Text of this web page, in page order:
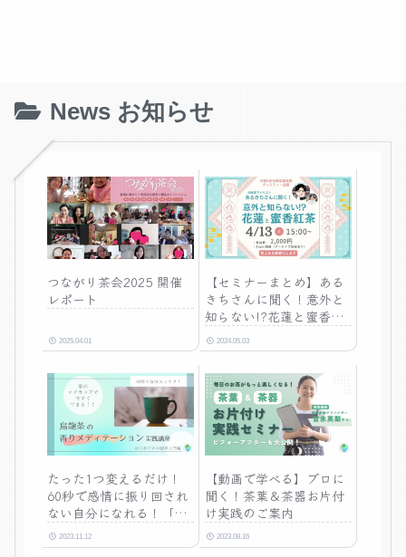
News お知らせ
つながり茶会2025 開催
レポート
2025.04.01
【セミナーまとめ】ある
きちさんに聞く！意外と
知らない!?花蓮と蜜香紅
茶のヒミツ
2024.05.03
たった1つ変えるだけ！
60秒で感情に振り回され
ない自分になれる！「烏
龍茶の香りメディテーシ
ョン」実践法【動画講
2023.11.12
【動画で学べる】プロに
聞く！茶葉＆茶器お片付
け実践のご案内
2023.08.16